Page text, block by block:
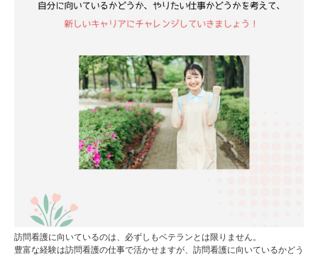
訪問看護に向いているのは、必ずしもベテランとは限りません。
豊富な経験は訪問看護の仕事で活かせますが、訪問看護に向いているかどう